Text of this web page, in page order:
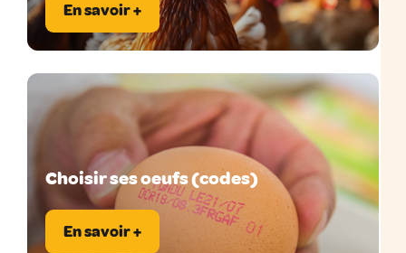
En savoir +
Choisir ses oeufs (codes)
En savoir +